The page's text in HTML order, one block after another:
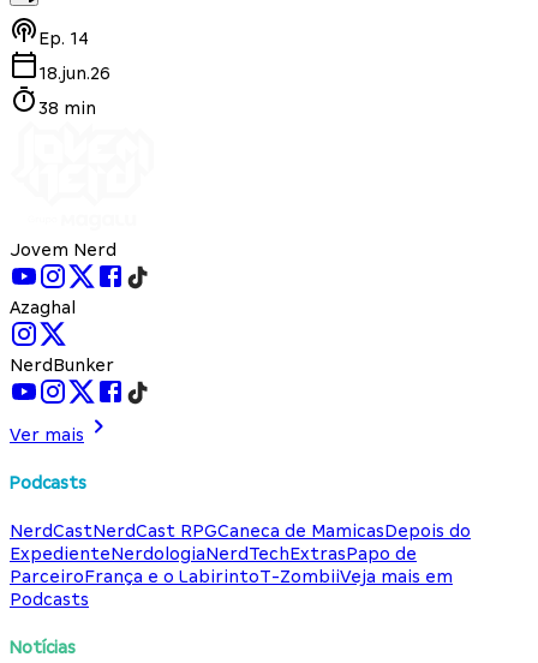
Ep. 14
18.jun.26
38 min
Jovem Nerd
Azaghal
NerdBunker
Ver mais
Podcasts
NerdCastNerdCast RPGCaneca de MamicasDepois do
ExpedienteNerdologiaNerdTechExtrasPapo de
ParceiroFrança e o LabirintoT-ZombiiVeja mais em
Podcasts
Notícias